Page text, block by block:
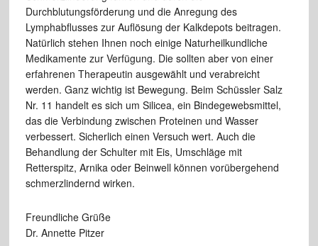
Durchblutungsförderung und die Anregung des
Lymphabflusses zur Auflösung der Kalkdepots beitragen.
Natürlich stehen Ihnen noch einige Naturheilkundliche
Medikamente zur Verfügung. Die sollten aber von einer
erfahrenen Therapeutin ausgewählt und verabreicht
werden. Ganz wichtig ist Bewegung. Beim Schüssler Salz
Nr. 11 handelt es sich um Silicea, ein Bindegewebsmittel,
das die Verbindung zwischen Proteinen und Wasser
verbessert. Sicherlich einen Versuch wert. Auch die
Behandlung der Schulter mit Eis, Umschläge mit
Retterspitz, Arnika oder Beinwell können vorübergehend
schmerzlindernd wirken.
Freundliche Grüße
Dr. Annette Pitzer